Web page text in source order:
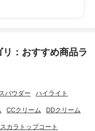
：おすすめ商品ラ
パウダー ハイライト
CCクリーム DDクリーム
カラトップコート